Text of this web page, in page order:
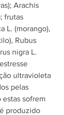
Arachis
frutas
L. (morango),
Rubus
nigra L.
ultravioleta
pelas
estas sofrem
produzido